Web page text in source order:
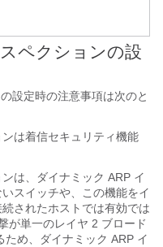
ペクションの設
設定時の注意事項は次のと
は着信セキュリティ機能
は、ダイナミック ARP イ
スイッチや、この機能をイ
されたホストでは有効では
が単一のレイヤ 2 ブロード
め、ダイナミック ARP イ